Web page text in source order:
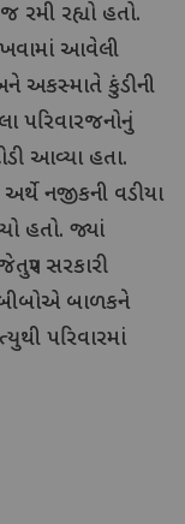
રમી રહ્યો હતો.
આવેલી
અકસ્માતે કુંડીની
પરિવારજનોનું
આવ્યા હતા.
નજીકની વડીયા
હતો. જ્યાં
સરકારી
બાળકને
પરિવારમાં